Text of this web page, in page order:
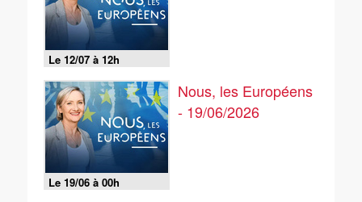
Le 12/07 à 12h
Le 19/06 à 00h
Nous, les Européens
- 19/06/2026